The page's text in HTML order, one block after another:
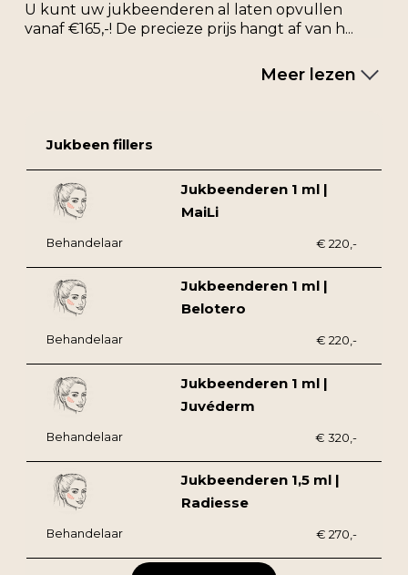
U kunt uw jukbeenderen al laten opvullen
vanaf €165,-! De precieze prijs hangt af van h...
Meer lezen
Jukbeen fillers
Jukbeenderen 1 ml |
MaiLi
Behandelaar € 220,-
Jukbeenderen 1 ml |
Belotero
Behandelaar € 220,-
Jukbeenderen 1 ml |
Juvéderm
Behandelaar € 320,-
Jukbeenderen 1,5 ml |
Radiesse
Behandelaar € 270,-